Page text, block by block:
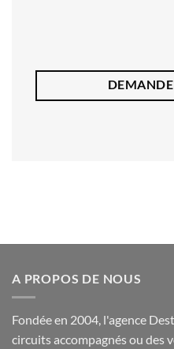
A PROPOS DE NOUS
Fondée en 2004, l'agence
circuits accompagnés ou des